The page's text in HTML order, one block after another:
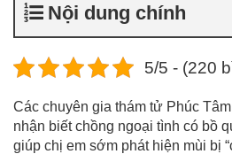
Nội dung chính
5/5 - (220
Các chuyên gia thám tử Phúc
nhận biết chồng ngoại tình có bồ
giúp chị em sớm phát hiện mùi bị